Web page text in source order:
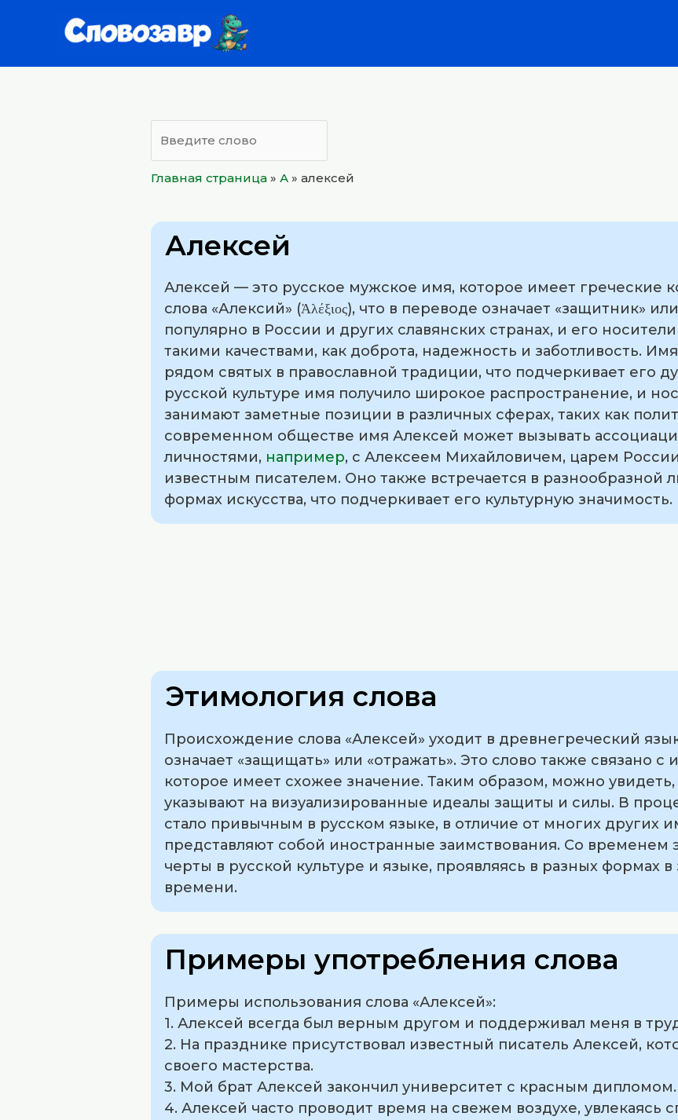
Главная страница » А » алексей
Алексей
Алексей — это русское мужское имя, которое имеет греческие
слова «Алексий» (Ἀλέξιος), что в переводе означает «защитник»
популярно в России и других славянских странах, и его
такими качествами, как доброта, надежность и заботливость.
рядом святых в православной традиции, что подчеркивает его
русской культуре имя получило широкое распространение, и
занимают заметные позиции в различных сферах, таких как
современном обществе имя Алексей может вызывать
личностями, например, с Алексеем Михайловичем, царем
известным писателем. Оно также встречается в разнообразной
формах искусства, что подчеркивает его культурную значимость.
Этимология слова
Происхождение слова «Алексей» уходит в древнегреческий язык,
означает «защищать» или «отражать». Это слово также связано
которое имеет схожее значение. Таким образом, можно
указывают на визуализированные идеалы защиты и силы. В
стало привычным в русском языке, в отличие от многих других
представляют собой иностранные заимствования. Со временем
черты в русской культуре и языке, проявляясь в разных формах
времени.
Примеры употребления слова
Примеры использования слова «Алексей»:
1. Алексей всегда был верным другом и поддерживал меня в
2. На празднике присутствовал известный писатель Алексей,
своего мастерства.
3. Мой брат Алексей закончил университет с красным дипломом.
4. Алексей часто проводит время на свежем воздухе, увлекаясь